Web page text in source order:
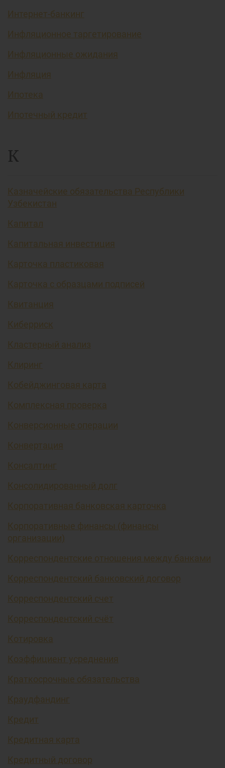
Интернет-банкинг
Инфляционное таргетирование
Инфляционные ожидания
Инфляция
Ипотека
Ипотечный кредит
К
Казначейские обязательства Республики
Узбекистан
Капитал
Капитальная инвестиция
Карточка пластиковая
Карточка с образцами подписей
Квитанция
Киберриск
Кластерный анализ
Клиринг
Кобейджинговая карта
Комплексная проверка
Конверсионные операции
Конвертация
Консалтинг
Консолидированный долг
Корпоративная банковская карточка
Корпоративные финансы (финансы
организации)
Корреспондентские отношения между банками
Корреспондентский банковский договор
Корреспондентский счет
Корреспондентский счёт
Котировка
Коэффициент усреднения
Краткосрочные обязательства
Краудфандинг
Кредит
Кредитная карта
Кредитный договор